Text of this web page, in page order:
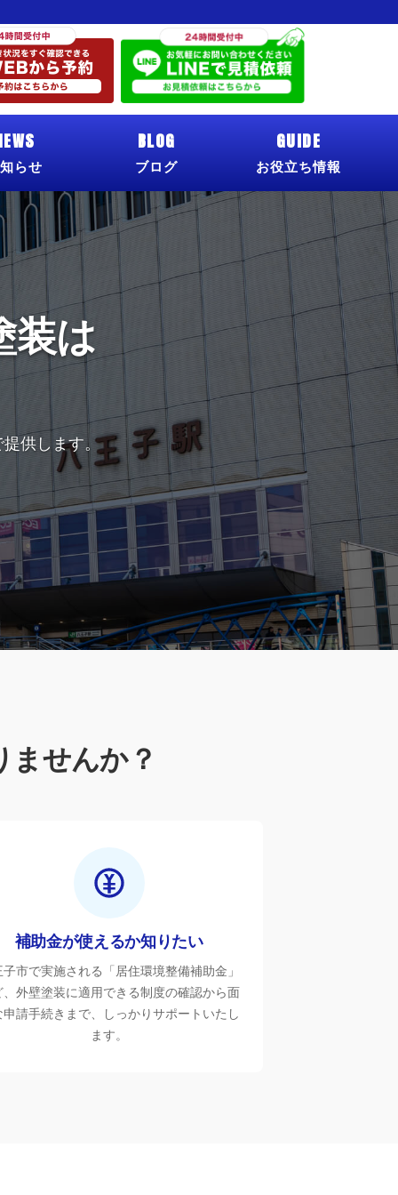
らせ
BLOG
ブログ
GUIDE
お役立ち情報
装は
供します。
ませんか？
補助金が使えるか知りたい
子市で実施される「居住環境整備補助金」
、外壁塗装に適用できる制度の確認から面
申請手続きまで、しっかりサポートいたし
ます。